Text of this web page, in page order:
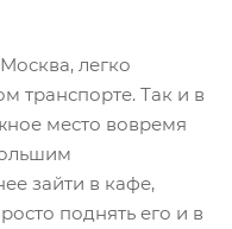
легко
транспорте. Так и в
место вовремя
зайти в кафе,
поднять его и в